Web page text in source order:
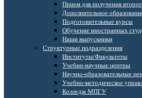
Прием для получения
Дополнительное
Подготовительные курсы
Обучение иностранных
Наши выпускники
Структурные подразделения
Институты/Факультеты
Учебно-научные центры
Научно-образовательные
Учебно-методическое
Колледж МПГУ